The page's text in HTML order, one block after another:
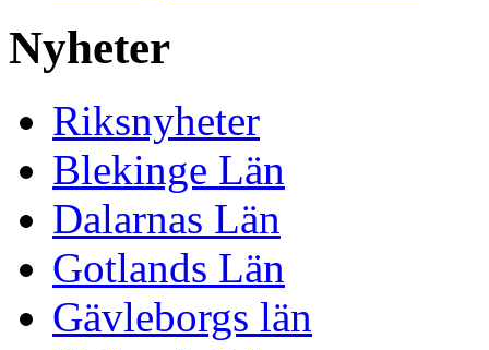
Nyheter
Riksnyheter
Blekinge Län
Dalarnas Län
Gotlands Län
Gävleborgs län